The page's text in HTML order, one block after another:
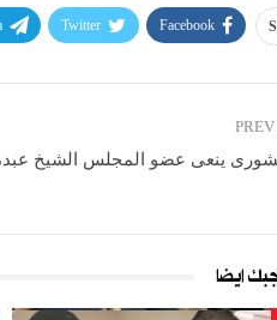
Facebook
Twitter
ينعى عضو المجلس الشيخ
ايضا